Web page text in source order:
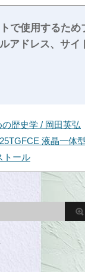
で使用するため
アドレス、サイ
歴史学 / 岡田英弘
液晶一体
トール